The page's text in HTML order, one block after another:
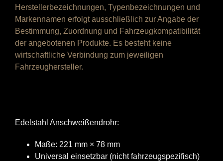
Herstellerbezeichnungen, Typenbezeichnungen und
Markennamen erfolgt ausschließlich zur Angabe der
Bestimmung, Zuordnung und Fahrzeugkompatibilität
der angebotenen Produkte. Es besteht keine
wirtschaftliche Verbindung zum jeweiligen
Fahrzeughersteller.
Edelstahl Anschweißendrohr:
Maße: 221 mm × 78 mm
Universal einsetzbar (nicht fahrzeugspezifisch)